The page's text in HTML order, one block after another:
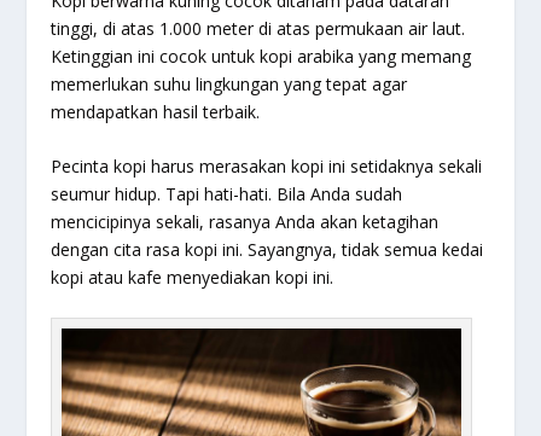
tinggi, di atas 1.000 meter di atas permukaan air laut.
Ketinggian ini cocok untuk kopi arabika yang memang
memerlukan suhu lingkungan yang tepat agar
mendapatkan hasil terbaik.
Pecinta kopi harus merasakan kopi ini setidaknya sekali
seumur hidup. Tapi hati-hati. Bila Anda sudah
mencicipinya sekali, rasanya Anda akan ketagihan
dengan cita rasa kopi ini. Sayangnya, tidak semua kedai
kopi atau kafe menyediakan kopi ini.